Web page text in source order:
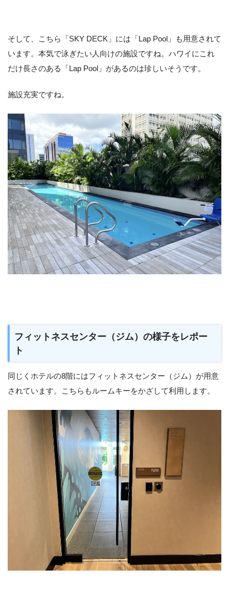
そして、こちら「SKY DECK」には「Lap Pool」も用意されて
います。本気で泳ぎたい人向けの施設ですね。ハワイにこれ
だけ長さのある「Lap Pool」があるのは珍しいそうです。
施設充実ですね。
フィットネスセンター（ジム）の様子をレポー
ト
同じくホテルの8階にはフィットネスセンター（ジム）が用意
されています。こちらもルームキーをかざして利用します。